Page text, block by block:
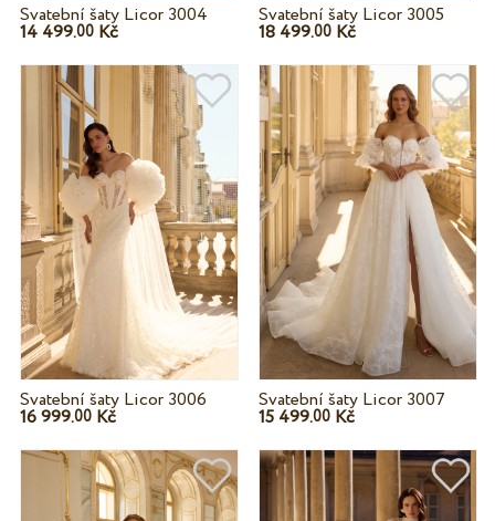
Svatební šaty Licor 3004
14 499.00Kč
Svatební šaty Licor 3005
18 499.00 Kč
Svatební šaty Licor 3006
16 999.00Kč
Svatební šaty Licor 3007
15 499.00 Kč